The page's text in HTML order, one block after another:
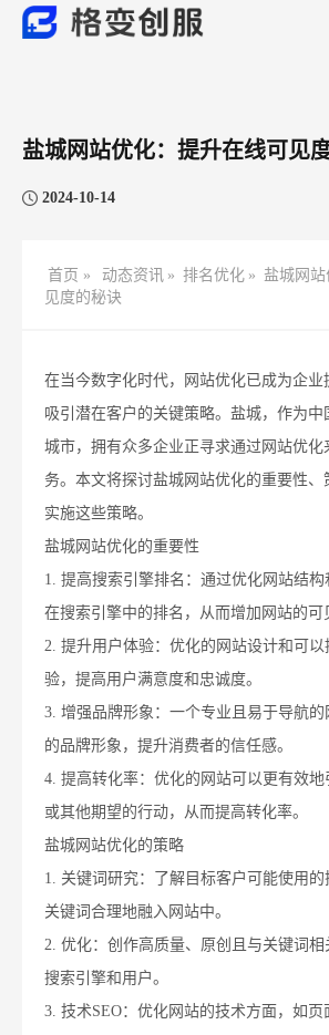
盐城网站优化：提升在线可见
2024-10-14
首页 » 动态资讯 » 排名优化 » 盐城网站
见度的秘诀
在当今数字化时代，网站优化已成为企业
吸引潜在客户的关键策略。盐城，作为
城市，拥有众多企业正寻求通过网站优化
务。本文将探讨盐城网站优化的重要性、
实施这些策略。
盐城网站优化的重要性
1. 提高搜索引擎排名：通过优化网站结
在搜索引擎中的排名，从而增加网站的可
2. 提升用户体验：优化的网站设计和可
验，提高用户满意度和忠诚度。
3. 增强品牌形象：一个专业且易于导航
的品牌形象，提升消费者的信任感。
4. 提高转化率：优化的网站可以更有效
或其他期望的行动，从而提高转化率。
盐城网站优化的策略
1. 关键词研究：了解目标客户可能使用
关键词合理地融入网站中。
2. 优化：创作高质量、原创且与关键词相
搜索引擎和用户。
3. 技术SEO：优化网站的技术方面，如